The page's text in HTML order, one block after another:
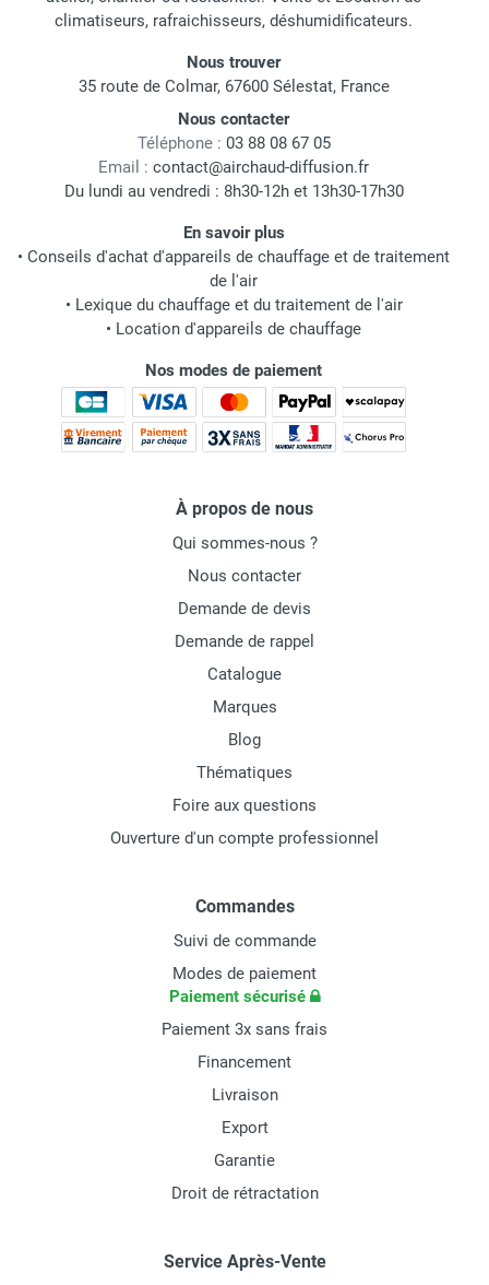
climatiseurs, rafraichisseurs, déshumidificateurs.
Nous trouver
35 route de Colmar, 67600 Sélestat, France
Nous contacter
Téléphone : 03 88 08 67 05
Email : contact@airchaud-diffusion.fr
Du lundi au vendredi : 8h30-12h et 13h30-17h30
En savoir plus
• Conseils d'achat d'appareils de chauffage et de traitement
de l'air
• Lexique du chauffage et du traitement de l'air
• Location d'appareils de chauffage
Nos modes de paiement
À propos de nous
Qui sommes-nous ?
Nous contacter
Demande de devis
Demande de rappel
Catalogue
Marques
Blog
Thématiques
Foire aux questions
Ouverture d'un compte professionnel
Commandes
Suivi de commande
Modes de paiement
Paiement sécurisé
Paiement 3x sans frais
Financement
Livraison
Export
Garantie
Droit de rétractation
Service Après-Vente